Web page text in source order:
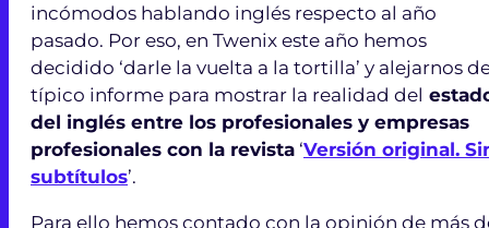
incómodos hablando inglés respecto al año
pasado. Por eso, en Twenix este año hemos
decidido ‘darle la vuelta a la tortilla’ y alejarnos
típico informe para mostrar la realidad del
del inglés entre los profesionales y empresas
profesionales con la revista ‘Versión original.
subtítulos’.
Para ello hemos contado con la opinión de más